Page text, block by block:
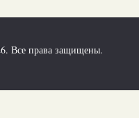
Все права защищены.